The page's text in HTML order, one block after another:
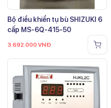
Bộ điều khiển tụ bù SHIZUKI 6
cấp MS-6Q-415-50
3.692.000 VNĐ